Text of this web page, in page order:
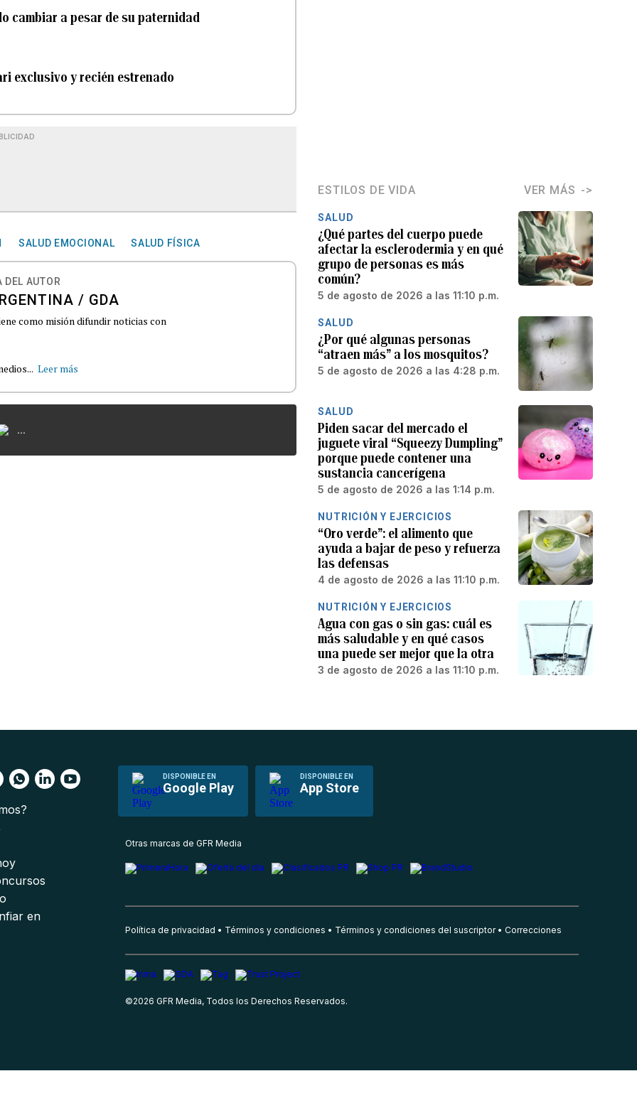
cambiar a pesar de su paternidad
exclusivo y recién estrenado
SALUD EMOCIONAL SALUD FÍSICA
DEL AUTOR
/ GDA
como misión difundir noticias con
Leer más
...
ESTILOS DE VIDA VER MÁS
SALUD
¿Qué partes del cuerpo puede
afectar la esclerodermia y en qué
grupo de personas es más
común?
5 de agosto de 2026 a las 11:10 p.m.
SALUD
¿Por qué algunas personas
“atraen más” a los mosquitos?
5 de agosto de 2026 a las 4:28 p.m.
SALUD
Piden sacar del mercado el
juguete viral “Squeezy Dumpling”
porque puede contener una
sustancia cancerígena
5 de agosto de 2026 a las 1:14 p.m.
NUTRICIÓN Y EJERCICIOS
“Oro verde”: el alimento que
ayuda a bajar de peso y refuerza
las defensas
4 de agosto de 2026 a las 11:10 p.m.
NUTRICIÓN Y EJERCICIOS
Agua con gas o sin gas: cuál es
más saludable y en qué casos
una puede ser mejor que la otra
3 de agosto de 2026 a las 11:10 p.m.
DISPONIBLE EN
Google Play
DISPONIBLE EN
App Store
en
Otras marcas de GFR Media
Política de privacidad Términos y condiciones Términos y condiciones del suscriptor Correcciones
©2026 GFR Media, Todos los Derechos Reservados.